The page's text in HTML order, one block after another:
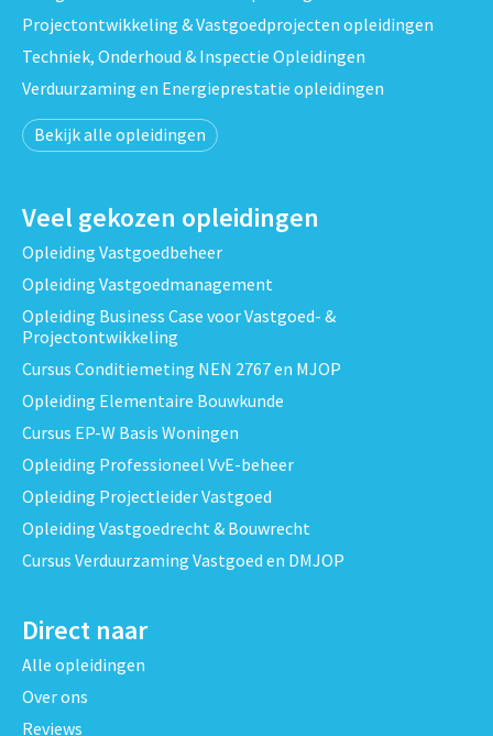
Projectontwikkeling & Vastgoedprojecten opleidingen
Techniek, Onderhoud & Inspectie Opleidingen
Verduurzaming en Energieprestatie opleidingen
Bekijk alle opleidingen
Veel gekozen opleidingen
Opleiding Vastgoedbeheer
Opleiding Vastgoedmanagement
Opleiding Business Case voor Vastgoed- &
Projectontwikkeling
Cursus Conditiemeting NEN 2767 en MJOP
Opleiding Elementaire Bouwkunde
Cursus EP-W Basis Woningen
Opleiding Professioneel VvE-beheer
Opleiding Projectleider Vastgoed
Opleiding Vastgoedrecht & Bouwrecht
Cursus Verduurzaming Vastgoed en DMJOP
Direct naar
Alle opleidingen
Over ons
Reviews